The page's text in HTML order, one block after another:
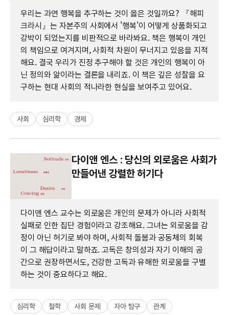
우리는 과연 행복을 추구하는 것이 옳은 것일까요? 『해피
크라시』는 자본주의 사회에서 '행복'이 어떻게 상품화되고
강박이 되었는지를 비판적으로 바라봐요. 책은 행복이 개인
의 책임으로 여겨지며, 사회적 차원이 무너지고 있음을 지적
해요. 결국 우리가 진정 추구해야 할 것은 개인의 행복이 아
닌 정의와 앎이라는 결론을 내리죠. 이 책은 깊은 성찰을 요
구하는 현대 사회의 적나라한 현실을 보여주고 있어요.
사회 심리학 경제
다이앤 엔스 : 당신의 외로움은 사회가
만들어낸 강렬한 허기다
다이앤 엔스 교수는 외로움은 개인의 문제가 아니라 사회적
실패로 인한 집단 경험이라고 강조해요. 그녀는 외로움을 감
정이 아닌 허기로 봐야 하며, 사회적 돌봄과 공동체의 회복
이 그 해답이라고 말하죠. 고독은 창의성과 자기 이해의 공
간으로 권장하면서도, 건강한 고독과 유해한 외로움을 구별
하는 것이 중요하다고 해요.
심리학 철학 사회 문제 자아 탐구 관계